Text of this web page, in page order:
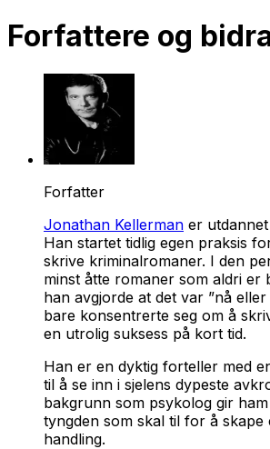
Forfattere og
Forfatter
Jonathan Kellerman er
Han startet tidlig egen praksis
skrive kriminalromaner. I den
minst åtte romaner som aldri er
han avgjorde at det var ”nå eller
bare konsentrerte seg om å
en utrolig suksess på kort tid.
Han er en dyktig forteller med
til å se inn i sjelens dypeste
bakgrunn som psykolog gir
tyngden som skal til for å skape
handling.